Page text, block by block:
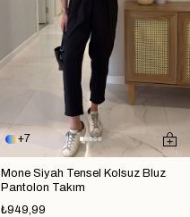
7
Mone Siyah Tensel Kolsuz Bluz
Pantolon Takım
₺949,99